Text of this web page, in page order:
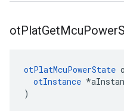
otPlatGetMcuPower
otPlatMcuPowerState
otInstance *
)